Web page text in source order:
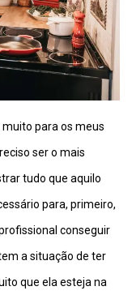
para os meus
ser o mais
tudo que aquilo
para, primeiro,
conseguir
a situação de ter
que ela esteja na